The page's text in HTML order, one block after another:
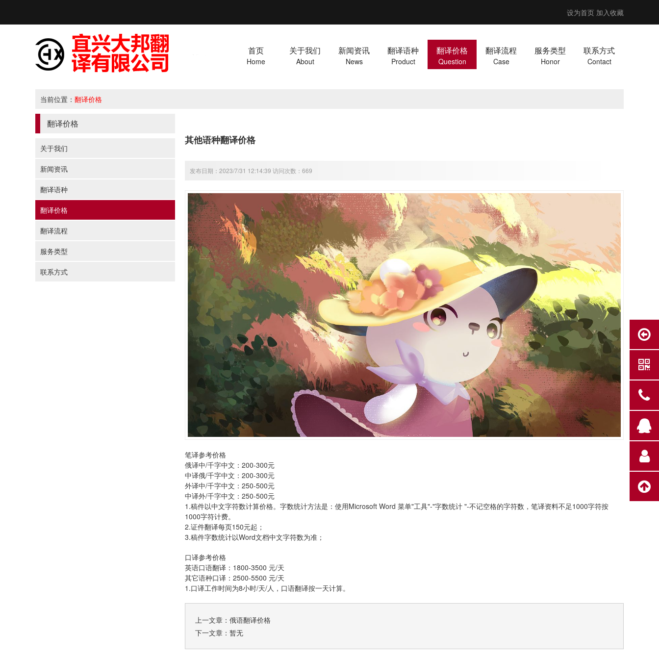
设为首页 加入收藏
首页
Home
关于我们
About
新闻资讯
News
翻译语种
Product
翻译价格
Question
翻译流程
Case
服务类型
Honor
联系方式
Contact
当前位置： 翻译价格
翻译价格
关于我们
新闻资讯
翻译语种
翻译价格
翻译流程
服务类型
联系方式
其他语种翻译价格
发布日期：2023/7/31 12:14:39 访问次数：669
笔译参考价格
俄译中/千字中文：200-300元
中译俄/千字中文：200-300元
外译中/千字中文：250-500元
中译外/千字中文：250-500元
1.稿件以中文字符数计算价格。字数统计方法是：使用Microsoft Word 菜单"工具"-"字数统计 "-不记空格的字符数，笔译资料不足1000字符按
1000字符计费。
2.证件翻译每页150元起；
3.稿件字数统计以Word文档中文字符数为准；
口译参考价格
英语口语翻译：1800-3500 元/天
其它语种口译：2500-5500 元/天
1.口译工作时间为8小时/天/人，口语翻译按一天计算。
上一文章： 俄语翻译价格
下一文章：暂无